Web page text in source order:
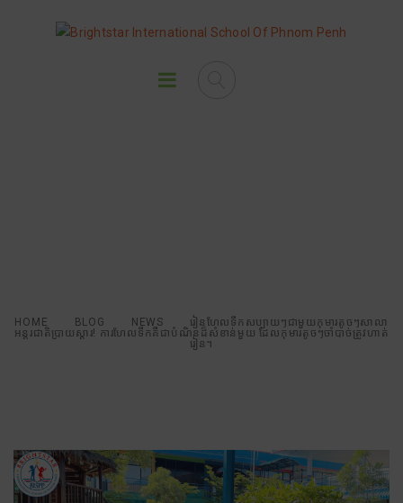
HOME BLOG NEWS
រៀនហែលទឹកសប្បាយៗជាមួយកុមារតូចៗសាលា
អន្តរជាតិប្រាយស្តារ! ការហែលទឹកគឺជាបំណិនដ៏សំខាន់មួយ ដែលកុមារតូចៗចាំបាច់ត្រូវហាត់
រៀន។